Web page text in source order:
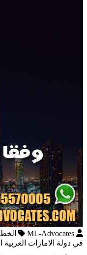
ML-Advocates
في دولة الامارات العربية